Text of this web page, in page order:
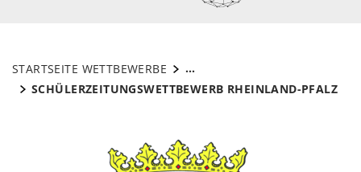
STARTSEITE WETTBEWERBE
...
SCHÜLERZEITUNGSWETTBEWERB RHEINLAND-PFALZ